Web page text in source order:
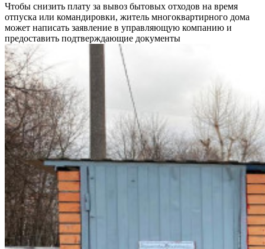
Чтобы снизить плату за вывоз бытовых отходов на время
отпуска или командировки, житель многоквартирного дома
может написать заявление в управляющую компанию и
предоставить подтверждающие документы